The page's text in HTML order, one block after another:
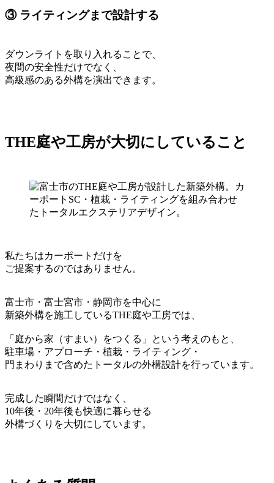
③ ライティングまで設計する
ダウンライトを取り入れることで、
夜間の安全性だけでなく、
高級感のある外構を演出できます。
THE庭や工房が大切にしていること
私たちはカーポートだけを
ご提案するのではありません。
富士市・富士宮市・静岡市を中心に
新築外構を施工しているTHE庭や工房では、
「庭から家（すまい）をつくる」という考えのもと、
駐車場・アプローチ・植栽・ライティング・
門まわりまで含めたトータルの外構設計を行っています。
完成した瞬間だけではなく、
10年後・20年後も快適に暮らせる
外構づくりを大切にしています。